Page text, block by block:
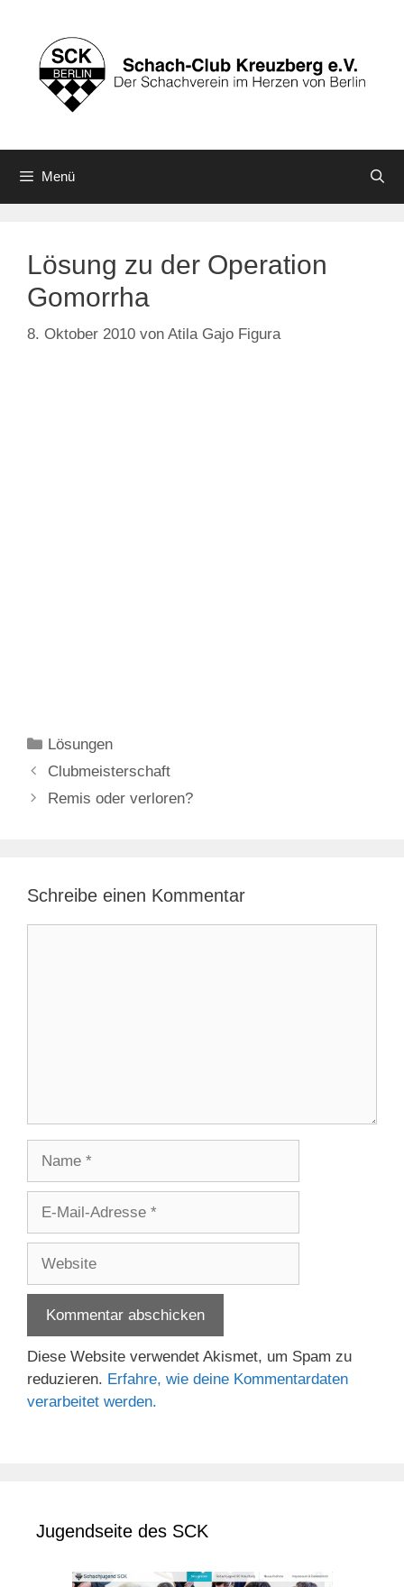
springen
Menü
Lösung zu der Operation
Gomorrha
8. Oktober 2010 von Atila Gajo Figura
Kategorien
Lösungen
Clubmeisterschaft
Remis oder verloren?
Schreibe einen Kommentar
Adresse
Diese Website verwendet Akismet, um Spam zu
reduzieren. Erfahre, wie deine Kommentardaten
verarbeitet werden.
Jugendseite des SCK